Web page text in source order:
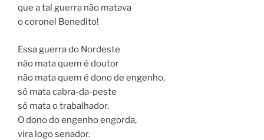
que a tal guerra não matava
o coronel Benedito!
Essa guerra do Nordeste
não mata quem é doutor
não mata quem é dono de engenho,
só mata cabra-da-peste
só mata o trabalhador.
O dono do engenho engorda,
vira logo senador.